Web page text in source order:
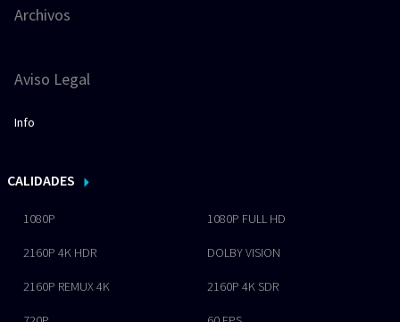
Archivos
Aviso Legal
Info
CALIDADES
1080P 1080P FULL HD
2160P 4K HDR DOLBY VISION
2160P REMUX 4K 2160P 4K SDR